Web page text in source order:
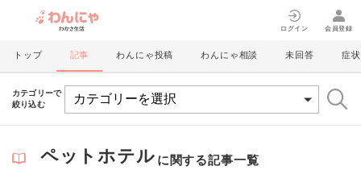
ログイン 会員登録
トップ 記事 わんにゃ投稿 わんにゃ相談 未回答 症状
カテゴリーで
絞り込む
ペットホテル に関する記事一覧